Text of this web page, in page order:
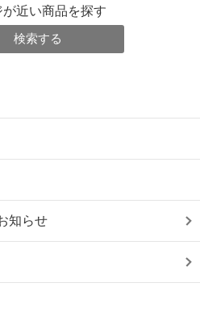
が近い商品を探す
検索する
知らせ